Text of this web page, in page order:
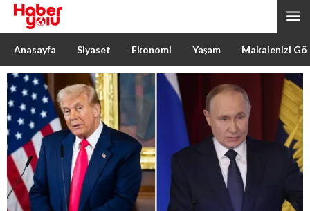
Anasayfa Siyaset Ekonomi Yaşam Makalenizi